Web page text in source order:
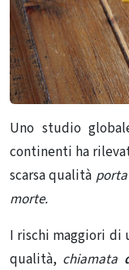
Uno studio
continenti ha
scarsa qualità
morte.
I rischi maggiori di
qualità, chiamata